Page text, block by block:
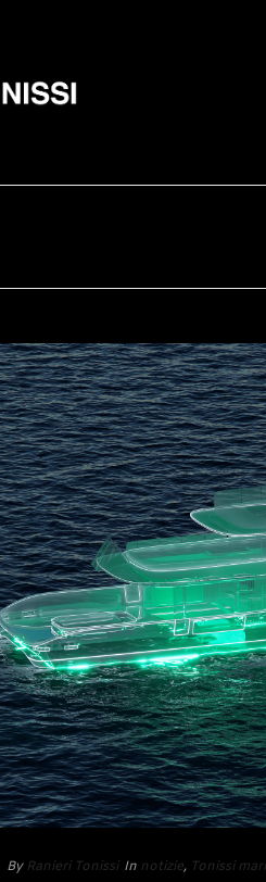
By Ranieri Tonissi In notizie, Tonissi